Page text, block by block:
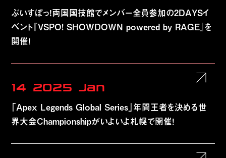
ぶいすぽっ！両国国技館でメンバー全員参加の2DAYSイ
ベント『VSPO! SHOWDOWN powered by RAGE』を
開催！
14 2025 Jan
「Apex Legends Global Series」年間王者を決める世
界大会Championshipがいよいよ札幌で開催！